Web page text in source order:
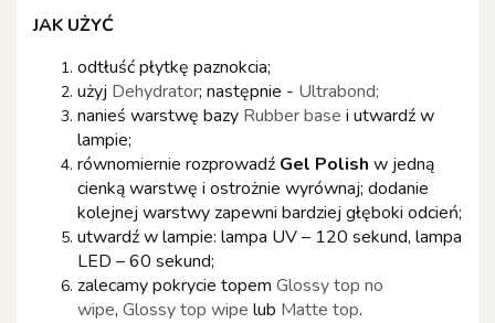
JAK UŻYĆ
odtłuść płytkę paznokcia;
użyj Dehydrator; następnie - Ultrabond;
nanieś warstwę bazy Rubber base i utwardź w
lampie;
równomiernie rozprowadź Gel Polish w jedną
cienką warstwę i ostrożnie wyrównaj; dodanie
kolejnej warstwy zapewni bardziej głęboki odcień;
utwardź w lampie: lampa UV – 120 sekund, lampa
LED – 60 sekund;
zalecamy pokrycie topem Glossy top no
wipe, Glossy top wipe lub Matte top.